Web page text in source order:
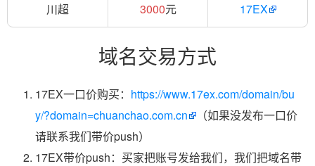
川超
3000元 17EX
域名交易方式
17EX一口价购买： https://www.17ex.com/domain/bu
y/?domain=chuanchao.com.cn
（如果没发布一口价
请联系我们带价push）
17EX带价push：买家把账号发给我们，我们把域名带